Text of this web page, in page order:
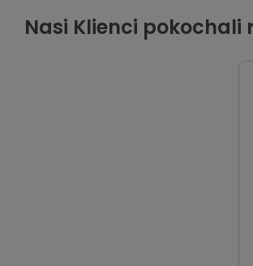
Nasi Klienci pokochali